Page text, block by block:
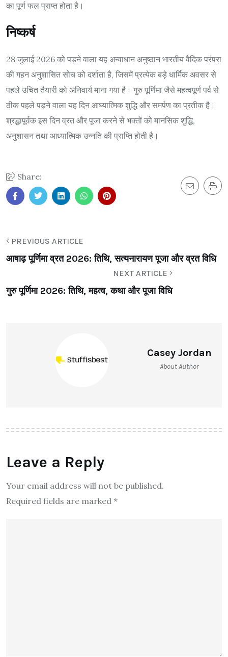
का पूर्ण फल प्राप्त होता है।
निष्कर्ष
28 जुलाई 2026 को पड़ने वाला यह अन्वाधान अनुष्ठान भारतीय वैदिक परंपरा
की गहन अनुशासित सोच को दर्शाता है, जिसमें प्रत्येक बड़े धार्मिक अवसर से
पहले उचित तैयारी को अनिवार्य माना गया है। गुरु पूर्णिमा जैसे महत्वपूर्ण पर्व से
ठीक पहले पड़ने वाला यह दिन आध्यात्मिक शुद्धि और समर्पण का प्रतीक है।
श्रद्धापूर्वक इस दिन व्रत और पूजा करने से भक्तों को मानसिक शुद्धि,
अनुशासन तथा आध्यात्मिक उन्नति की प्राप्ति होती है।
Share:
PREVIOUS ARTICLE
आषाढ़ पूर्णिमा व्रत 2026: तिथि, सत्यनारायण पूजा और व्रत विधि
NEXT ARTICLE
गुरु पूर्णिमा 2026: तिथि, महत्व, कथा और पूजा विधि
Casey Jordan
About Author
Leave a Reply
Your email address will not be published.
Required fields are marked *